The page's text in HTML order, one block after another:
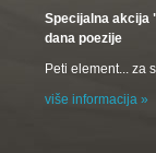
Specijalna akcija
dana poezije
Peti element... za
više informacija »